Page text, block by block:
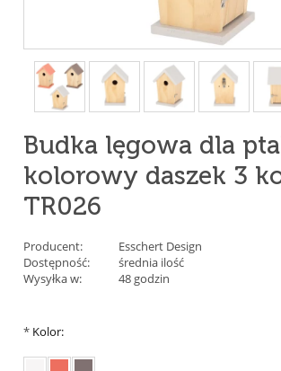
Budka lęgowa dla
kolorowy daszek 3
TR026
Producent:
Esschert Design
Dostępność:
średnia ilość
Wysyłka w:
48 godzin
* Kolor: